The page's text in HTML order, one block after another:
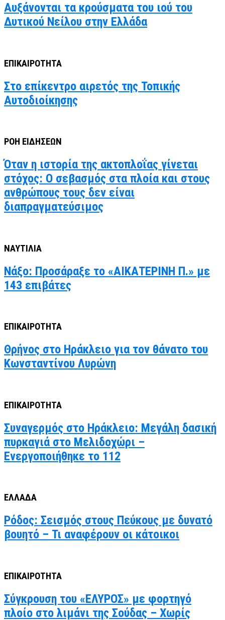
Αυξάνονται τα κρούσματα του ιού του
Δυτικού Νείλου στην Ελλάδα
ΕΠΙΚΑΙΡΟΤΗΤΑ
Στο επίκεντρο αιρετός της Τοπικής
Αυτοδιοίκησης
ΡΟΗ ΕΙΔΗΣΕΩΝ
Όταν η ιστορία της ακτοπλοΐας γίνεται
στόχος: Ο σεβασμός στα πλοία και στους
ανθρώπους τους δεν είναι
διαπραγματεύσιμος
ΝΑΥΤΙΛΙΑ
Νάξο: Προσάραξε το «ΑΙΚΑΤΕΡΙΝΗ Π.» με
143 επιβάτες
ΕΠΙΚΑΙΡΟΤΗΤΑ
Θρήνος στο Ηράκλειο για τον θάνατο του
Κωνσταντίνου Λυρώνη
ΕΠΙΚΑΙΡΟΤΗΤΑ
Συναγερμός στο Ηράκλειο: Μεγάλη δασική
πυρκαγιά στο Μελιδοχώρι –
Ενεργοποιήθηκε το 112
ΕΛΛΑΔΑ
Ρόδος: Σεισμός στους Πεύκους με δυνατό
βουητό – Τι αναφέρουν οι κάτοικοι
ΕΠΙΚΑΙΡΟΤΗΤΑ
Σύγκρουση του «ΕΛΥΡΟΣ» με φορτηγό
πλοίο στο λιμάνι της Σούδας – Χωρίς